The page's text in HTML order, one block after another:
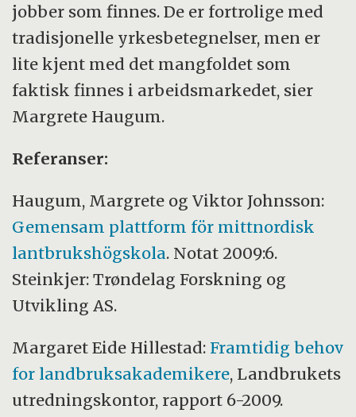
jobber som finnes. De er fortrolige med
tradisjonelle yrkesbetegnelser, men er
lite kjent med det mangfoldet som
faktisk finnes i arbeidsmarkedet, sier
Margrete Haugum.
Referanser:
Haugum, Margrete og Viktor Johnsson:
Gemensam plattform för mittnordisk
lantbrukshögskola. Notat 2009:6.
Steinkjer: Trøndelag Forskning og
Utvikling AS.
Margaret Eide Hillestad:Framtidig behov
for landbruksakademikere, Landbrukets
utredningskontor, rapport 6-2009.